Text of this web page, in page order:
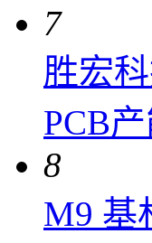
7
胜宏
PCB
8
M9 基